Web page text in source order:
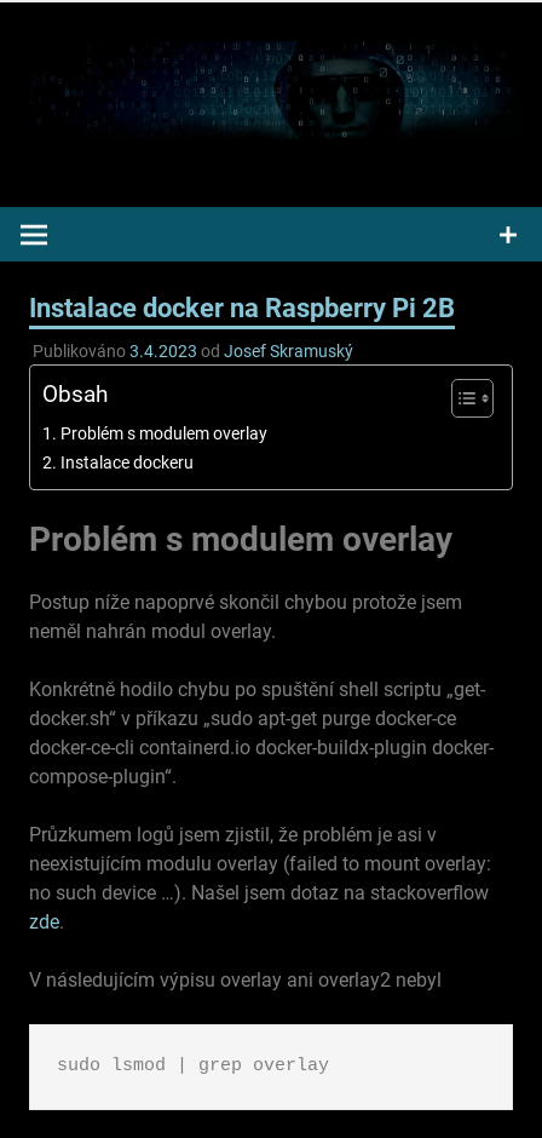
obsah
Instalace docker na Raspberry Pi 2B
Publikováno3.4.2023 od Josef Skramuský
Obsah
Problém s modulem overlay
Instalace dockeru
Problém s modulem overlay
Postup níže napoprvé skončil chybou protože jsem
neměl nahrán modul overlay.
Konkrétně hodilo chybu po spuštění shell scriptu „get-
docker.sh“ v příkazu „sudo apt-get purge docker-ce
docker-ce-cli containerd.io docker-buildx-plugin docker-
compose-plugin“.
Průzkumem logů jsem zjistil, že problém je asi v
neexistujícím modulu overlay (failed to mount overlay:
no such device …). Našel jsem dotaz na stackoverflow
zde.
V následujícím výpisu overlay ani overlay2 nebyl
sudo lsmod | grep overlay